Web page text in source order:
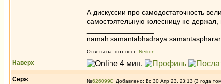
А дискуссии про самодостаточность
самостоятельную колесницу не держал,
namaḥ samantabhadrāya
Ответы на этот пост: Neitron
Наверх
Серж №626099 Добавлено: Вс 30 Апр 23, 23:13 (3 года